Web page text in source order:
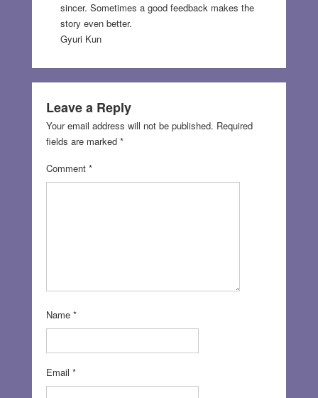
sincer. Sometimes a good feedback makes the
story even better.
Gyuri Kun
Leave a Reply
Your email address will not be published. Required
fields are marked *
Comment *
Name *
Email *